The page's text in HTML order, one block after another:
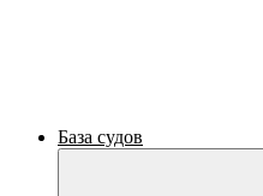
База судов